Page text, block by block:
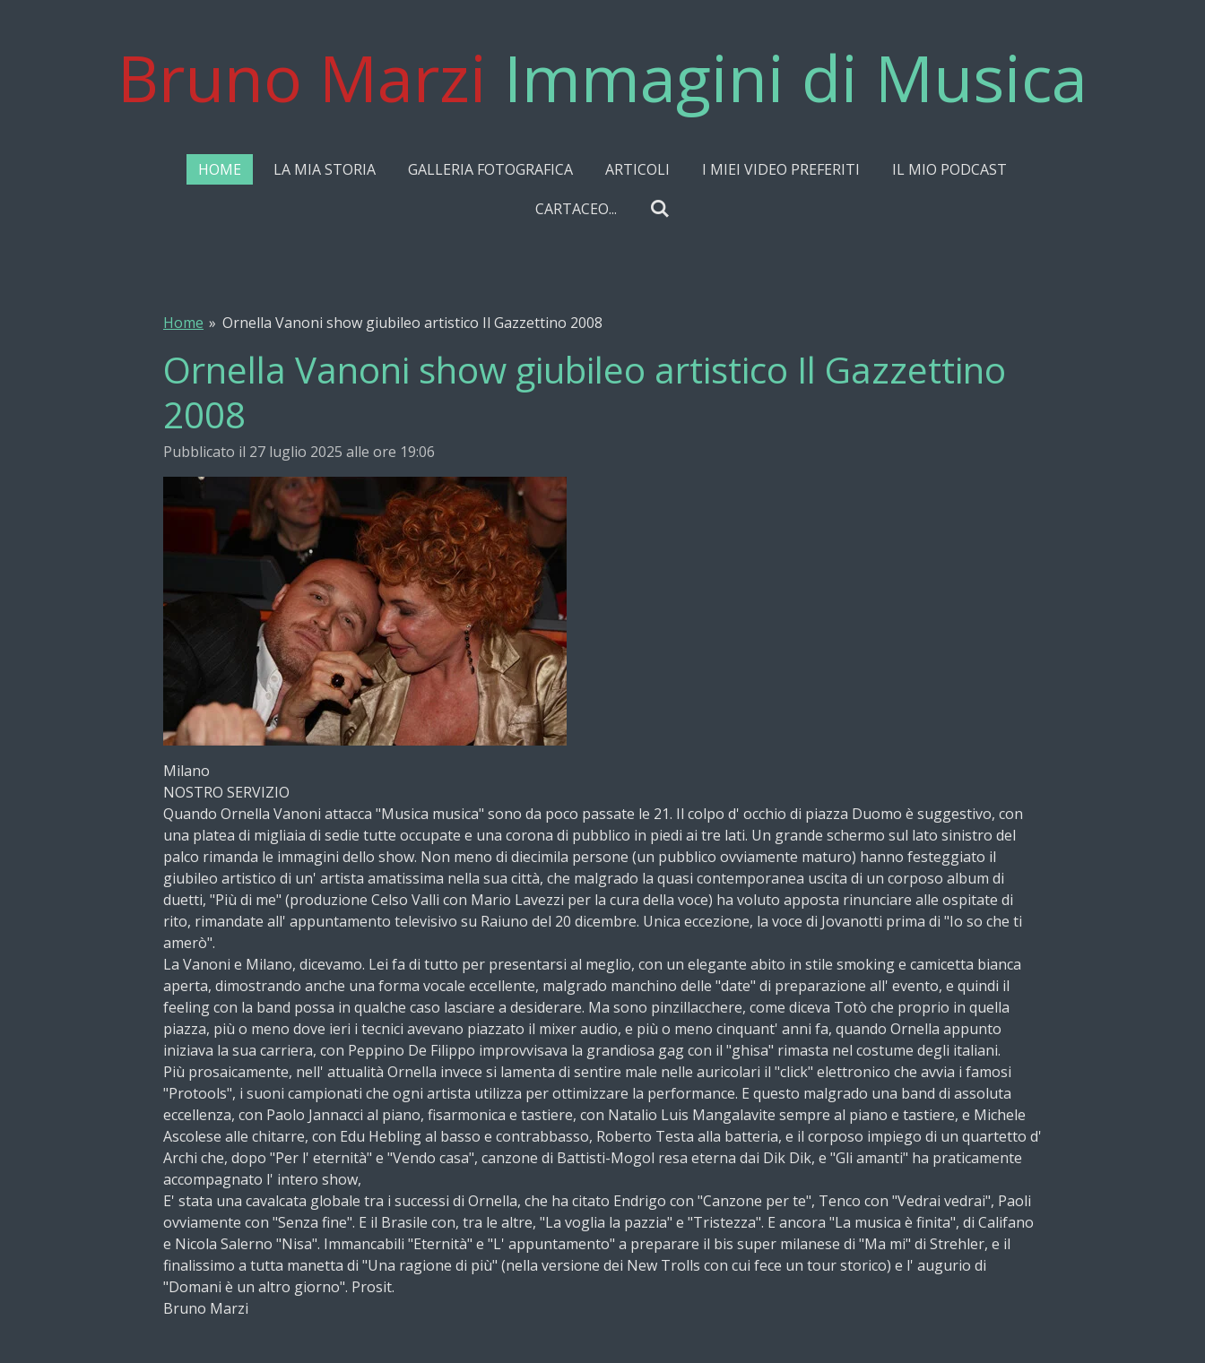
Bruno Marzi Immagini di Musica
HOME LA MIA STORIA GALLERIA FOTOGRAFICA ARTICOLI I MIEI VIDEO PREFERITI
IL MIO PODCAST
CARTACEO...
Home » Ornella Vanoni show giubileo artistico Il Gazzettino 2008
Ornella Vanoni show giubileo artistico Il Gazzettino
2008
Pubblicato il 27 luglio 2025 alle ore 19:06
Milano
NOSTRO SERVIZIO
Quando Ornella Vanoni attacca "Musica musica" sono da poco passate le 21. Il colpo d' occhio di piazza Duomo è suggestivo, con
una platea di migliaia di sedie tutte occupate e una corona di pubblico in piedi ai tre lati. Un grande schermo sul lato sinistro del
palco rimanda le immagini dello show. Non meno di diecimila persone (un pubblico ovviamente maturo) hanno festeggiato il
giubileo artistico di un' artista amatissima nella sua città, che malgrado la quasi contemporanea uscita di un corposo album di
duetti, "Più di me" (produzione Celso Valli con Mario Lavezzi per la cura della voce) ha voluto apposta rinunciare alle ospitate di
rito, rimandate all' appuntamento televisivo su Raiuno del 20 dicembre. Unica eccezione, la voce di Jovanotti prima di "Io so che ti
amerò".
La Vanoni e Milano, dicevamo. Lei fa di tutto per presentarsi al meglio, con un elegante abito in stile smoking e camicetta bianca
aperta, dimostrando anche una forma vocale eccellente, malgrado manchino delle "date" di preparazione all' evento, e quindi il
feeling con la band possa in qualche caso lasciare a desiderare. Ma sono pinzillacchere, come diceva Totò che proprio in quella
piazza, più o meno dove ieri i tecnici avevano piazzato il mixer audio, e più o meno cinquant' anni fa, quando Ornella appunto
iniziava la sua carriera, con Peppino De Filippo improvvisava la grandiosa gag con il "ghisa" rimasta nel costume degli italiani.
Più prosaicamente, nell' attualità Ornella invece si lamenta di sentire male nelle auricolari il "click" elettronico che avvia i famosi
"Protools", i suoni campionati che ogni artista utilizza per ottimizzare la performance. E questo malgrado una band di assoluta
eccellenza, con Paolo Jannacci al piano, fisarmonica e tastiere, con Natalio Luis Mangalavite sempre al piano e tastiere, e Michele
Ascolese alle chitarre, con Edu Hebling al basso e contrabbasso, Roberto Testa alla batteria, e il corposo impiego di un quartetto d'
Archi che, dopo "Per l' eternità" e "Vendo casa", canzone di Battisti-Mogol resa eterna dai Dik Dik, e "Gli amanti" ha praticamente
accompagnato l' intero show,
E' stata una cavalcata globale tra i successi di Ornella, che ha citato Endrigo con "Canzone per te", Tenco con "Vedrai vedrai", Paoli
ovviamente con "Senza fine". E il Brasile con, tra le altre, "La voglia la pazzia" e "Tristezza". E ancora "La musica è finita", di Califano
e Nicola Salerno "Nisa". Immancabili "Eternità" e "L' appuntamento" a preparare il bis super milanese di "Ma mi" di Strehler, e il
finalissimo a tutta manetta di "Una ragione di più" (nella versione dei New Trolls con cui fece un tour storico) e l' augurio di
"Domani è un altro giorno". Prosit.
Bruno Marzi